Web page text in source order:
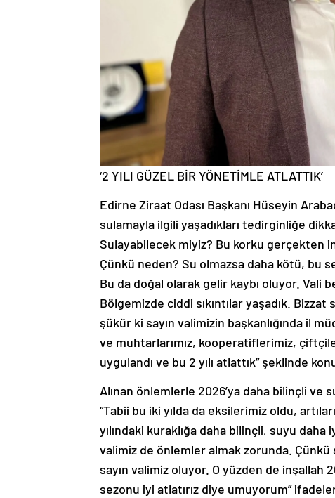
‘2 YILI GÜZEL BİR YÖNETİMLE ATLATTIK’
Edirne Ziraat Odası Başkanı Hüseyin
sulamayla ilgili yaşadıkları tedirginliğe
Sulayabilecek miyiz? Bu korku gerçekten
Çünkü neden? Su olmazsa daha kötü, bu
Bu da doğal olarak gelir kaybı oluyor. Vali
Bölgemizde ciddi sıkıntılar yaşadık.
şükür ki sayın valimizin başkanlığında il
ve muhtarlarımız, kooperatiflerimiz,
uygulandı ve bu 2 yılı atlattık” şeklinde
Alınan önlemlerle 2026’ya daha bilinçli
“Tabii bu iki yılda da eksilerimiz oldu,
yılındaki kuraklığa daha bilinçli, suyu
valimiz de önlemler almak zorunda. Çünkü
sayın valimiz oluyor. O yüzden de inşallah
sezonu iyi atlatırız diye umuyorum”